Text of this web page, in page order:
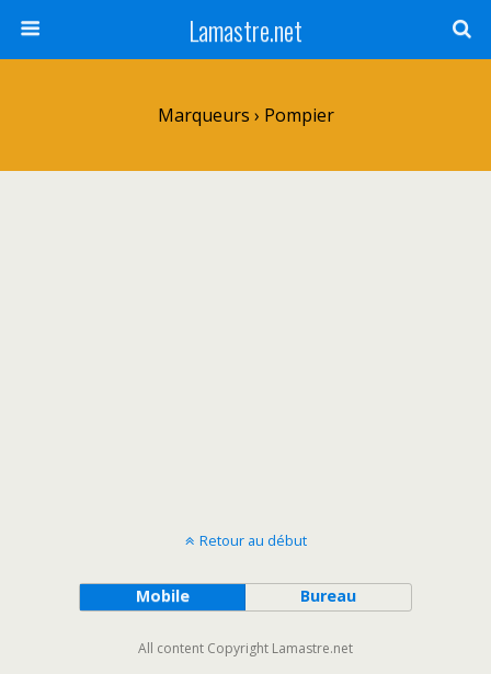
Lamastre.net
Marqueurs › Pompier
Retour au début
Mobile Bureau
All content Copyright Lamastre.net